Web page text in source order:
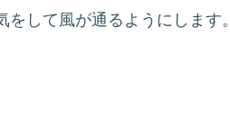
して風が通るようにします。